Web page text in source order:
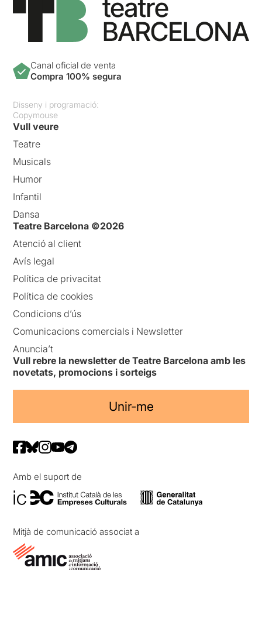
Canal oficial de venta
Compra 100% segura
Disseny i programació:
Copymouse
Vull veure
Teatre
Musicals
Humor
Infantil
Dansa
Teatre Barcelona ©2026
Atenció al client
Avís legal
Política de privacitat
Política de cookies
Condicions d’ús
Comunicacions comercials i Newsletter
Anuncia’t
Vull rebre la newsletter de Teatre Barcelona amb les
novetats, promocions i sorteigs
Unir-me
Amb el suport de
Mitjà de comunicació associat a